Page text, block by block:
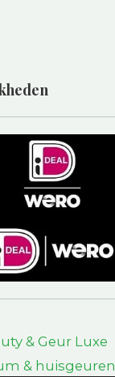
& Geur Luxe
& huisgeuren